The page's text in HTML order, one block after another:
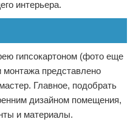
интерьера.
гипсокартоном (фото еще
монтажа представлено
Главное, подобрать
дизайном помещения,
и материалы.